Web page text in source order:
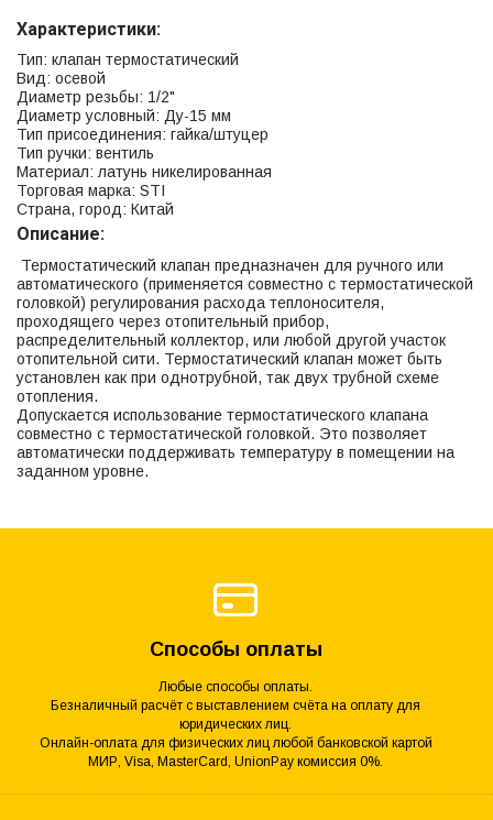
Характеристики:
Тип: клапан термостатический
Вид: осевой
Диаметр резьбы: 1/2"
Диаметр условный: Ду-15 мм
Тип присоединения: гайка/штуцер
Тип ручки: вентиль
Материал: латунь никелированная
Торговая марка: STI
Страна, город: Китай
Описание:
Термостатический клапан предназначен для ручного или
автоматического (применяется совместно с термостатической
головкой) регулирования расхода теплоносителя,
проходящего через отопительный прибор,
распределительный коллектор, или любой другой участок
отопительной сити. Термостатический клапан может быть
установлен как при однотрубной, так двух трубной схеме
отопления.
Допускается использование термостатического клапана
совместно с термостатической головкой. Это позволяет
автоматически поддерживать температуру в помещении на
заданном уровне.
Способы оплаты
Любые способы оплаты.
Безналичный расчёт с выставлением счёта на оплату для
юридических лиц.
Онлайн-оплата для физических лиц любой банковской картой
МИР, Visa, MasterCard, UnionPay комиссия 0%.